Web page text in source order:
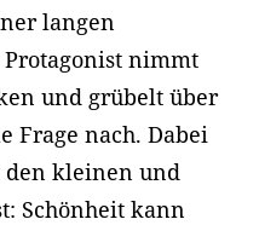
langen
nimmt
und grübelt über
Frage nach. Dabei
den kleinen und
Schönheit kann